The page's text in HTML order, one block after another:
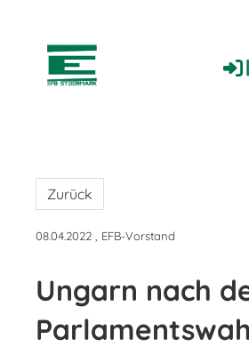
Zurück
08.04.2022 , EFB-Vorstand
Ungarn nach